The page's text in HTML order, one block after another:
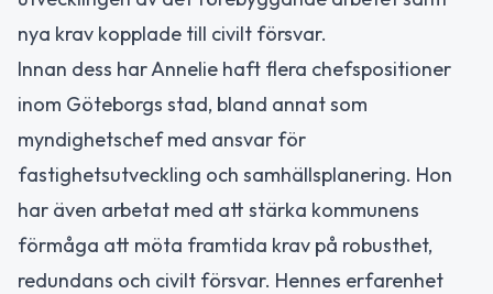
nya krav kopplade till civilt försvar.
Innan dess har Annelie haft flera chefspositioner
inom Göteborgs stad, bland annat som
myndighetschef med ansvar för
fastighetsutveckling och samhällsplanering. Hon
har även arbetat med att stärka kommunens
förmåga att möta framtida krav på robusthet,
redundans och civilt försvar. Hennes erfarenhet